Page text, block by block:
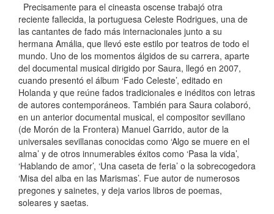
Precisamente para el cineasta oscense trabajó otra
reciente fallecida, la portuguesa Celeste Rodrigues, una de
las cantantes de fado más internacionales junto a su
hermana Amália, que llevó este estilo por teatros de todo el
mundo. Uno de los momentos álgidos de su carrera, aparte
del documental musical dirigido por Saura, llegó en 2007,
cuando presentó el álbum ‘Fado Celeste’, editado en
Holanda y que reúne fados tradicionales e inéditos con letras
de autores contemporáneos. También para Saura colaboró,
en un anterior documental musical, el compositor sevillano
(de Morón de la Frontera) Manuel Garrido, autor de la
universales sevillanas conocidas como ‘Algo se muere en el
alma’ y de otros innumerables éxitos como ‘Pasa la vida’,
‘Hablando de amor’, ‘Una caseta de feria’ o la sobrecogedora
‘Misa del alba en las Marismas’. Fue autor de numerosos
pregones y sainetes, y deja varios libros de poemas,
soleares y saetas.